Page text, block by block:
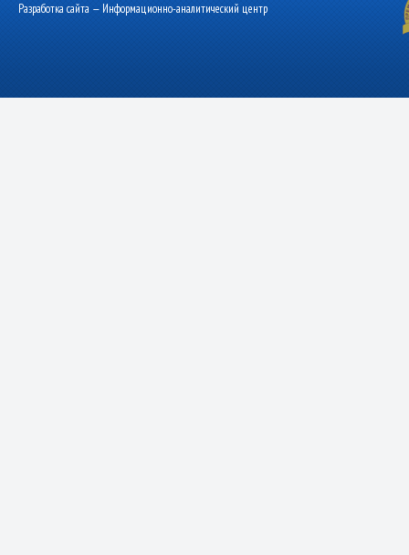
Разработка сайта — Информационно-аналитический центр